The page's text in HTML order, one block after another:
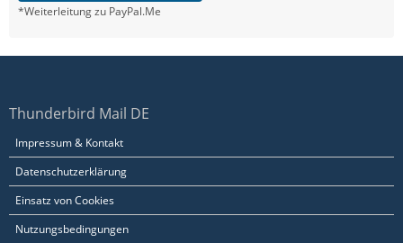
*Weiterleitung zu PayPal.Me
Thunderbird Mail DE
Impressum & Kontakt
Datenschutzerklärung
Einsatz von Cookies
Nutzungsbedingungen